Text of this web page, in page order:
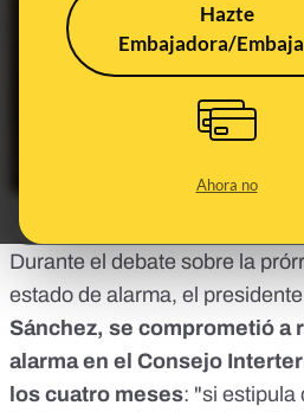
Hazte
Embajadora/
Ahora no
Durante el debate sobre la
estado de alarma, el
Sánchez, se comprometió a
alarma en el Consejo
los cuatro meses: "si estipula